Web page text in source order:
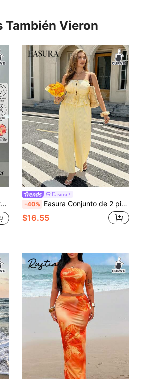
También Vieron
SHEIN PETITE CURVE Conjunto de 2 piezas para mujer talla grande y pequeña con top corto con cuello halter floral y falda de sirena, amarillo mantequilla, verano, boho, vacaciones, festivo, conjunto de cintura alta
Easura
-40% Easura Conjunto de 2 piezas talla grande para mujer, top tubo con volantes y estampado de rayas y pantalones, conjunto casual
$16.55